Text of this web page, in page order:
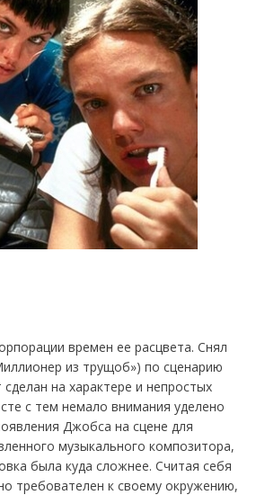
времен ее расцвета. Снял
из трущоб») по сценарию
на характере и непростых
с тем немало внимания уделено
Джобса на сцене для
музыкального композитора,
была куда сложнее. Считая себя
требователен к своему окружению,